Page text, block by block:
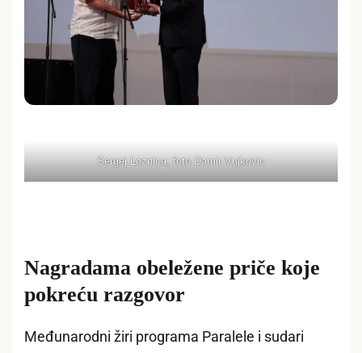
Sergej Loznica, foto Damir Vujkovic
Nagradama obeležene priče koje
pokreću razgovor
Međunarodni žiri programa Paralele i sudari